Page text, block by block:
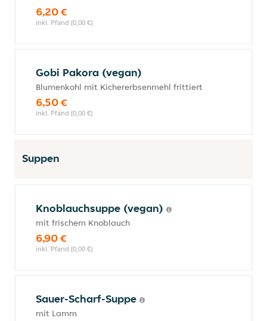
6,20 €
inkl. Pfand (0,00 €)
Gobi Pakora (vegan)
Blumenkohl mit Kichererbsenmehl frittiert
6,50 €
inkl. Pfand (0,00 €)
Suppen
Knoblauchsuppe (vegan)
mit frischem Knoblauch
6,90 €
inkl. Pfand (0,00 €)
Sauer-Scharf-Suppe
mit Lamm